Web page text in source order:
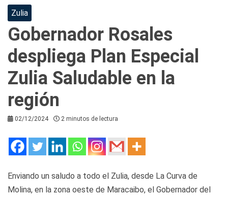
Zulia
Gobernador Rosales
despliega Plan Especial
Zulia Saludable en la
región
02/12/2024 2 minutos de lectura
Enviando un saludo a todo el Zulia, desde La Curva de
Molina, en la zona oeste de Maracaibo, el Gobernador del